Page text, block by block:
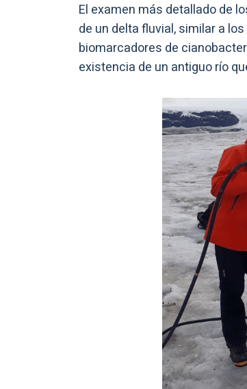
El examen más detallado de
de un delta fluvial, similar a los
biomarcadores de
existencia de un antiguo río